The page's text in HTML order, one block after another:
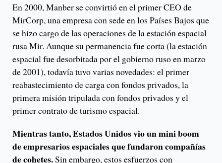
En 2000, Manber se convirtió en el primer CEO de
MirCorp, una empresa con sede en los Países Bajos que
se hizo cargo de las operaciones de la estación espacial
rusa Mir. Aunque su permanencia fue corta (la estación
espacial fue desorbitada por el gobierno ruso en marzo
de 2001), todavía tuvo varias novedades: el primer
reabastecimiento de carga con fondos privados, la
primera misión tripulada con fondos privados y el
primer contrato de turismo espacial.
Mientras tanto, Estados Unidos vio un mini boom
de empresarios espaciales que fundaron compañías
de cohetes.Sin embargo, estos esfuerzos con